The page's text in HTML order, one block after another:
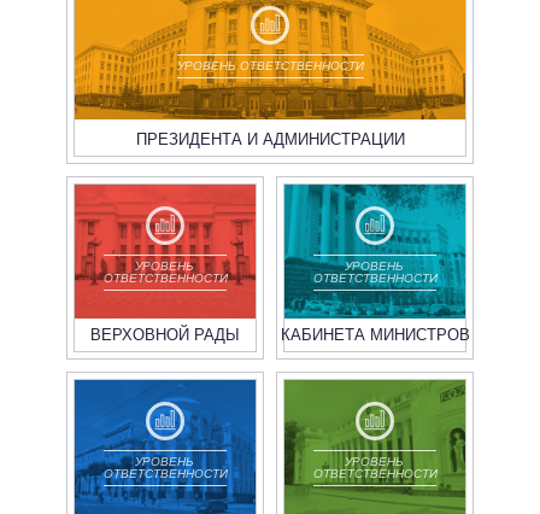
УРОВЕНЬ ОТВЕТСТВЕННОСТИ
ПРЕЗИДЕНТА И АДМИНИСТРАЦИИ
УРОВЕНЬ
ОТВЕТСТВЕННОСТИ
ВЕРХОВНОЙ РАДЫ
УРОВЕНЬ
ОТВЕТСТВЕННОСТИ
КАБИНЕТА МИНИСТРОВ
УРОВЕНЬ
ОТВЕТСТВЕННОСТИ
УРОВЕНЬ
ОТВЕТСТВЕННОСТИ